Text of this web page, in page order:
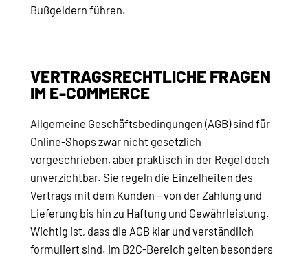
Bußgeldern führen.
VERTRAGSRECHTLICHE FRAGEN
IM E-COMMERCE
Allgemeine Geschäftsbedingungen (AGB) sind für
Online-Shops zwar nicht gesetzlich
vorgeschrieben, aber praktisch in der Regel doch
unverzichtbar. Sie regeln die Einzelheiten des
Vertrags mit dem Kunden – von der Zahlung und
Lieferung bis hin zu Haftung und Gewährleistung.
Wichtig ist, dass die AGB klar und verständlich
formuliert sind. Im B2C-Bereich gelten besonders